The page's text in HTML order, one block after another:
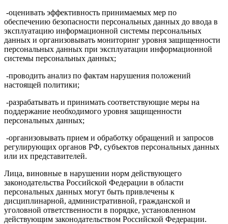
-оценивать эффективность принимаемых мер по
обеспечению безопасности персональных данных до ввода в
эксплуатацию информационной системы персональных
данных и организовывать мониторинг уровня защищенности
персональных данных при эксплуатации информационной
системы персональных данных;
-проводить анализ по фактам нарушения положений
настоящей политики;
-разрабатывать и принимать соответствующие меры на
поддержание необходимого уровня защищенности
персональных данных;
-организовывать прием и обработку обращений и запросов
регулирующих органов РФ, субъектов персональных данных
или их представителей.
Лица, виновные в нарушении норм действующего
законодательства Российской Федерации в области
персональных данных могут быть привлечены к
дисциплинарной, административной, гражданской и
уголовной ответственности в порядке, установленном
действующим законодательством Российской Федерации.